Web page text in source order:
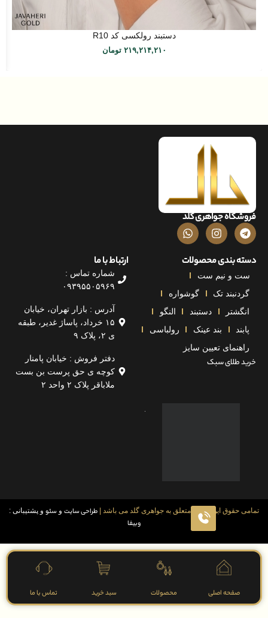
دستبند رولکسی کد R10
۲۱۹,۲۱۴,۲۱۰ تومان
جواهری گلد
محصولات
نیم ست
تک
گوشواره
دستبند
النگو
بند عینک
رولباسی
تعیین سایز
سبک
ارتباط با ما
شماره تماس :
۰۹۳۹۵۵۰۵۹۶۹
آدرس : بازار تهران، خیابان
۱۵ خرداد، پاساژ غدیر، طبقه
ی ۲، پلاک ۹
دفتر فروش : خیابان پامنار
کوچه ی حق پرست بن بست
ملاباقر پلاک ۲ واحد ۲
این سایت متعلق به جواهری گلد می باشد | طراحی سایتوسئوو پشتیبانی :
اصلی محصولات